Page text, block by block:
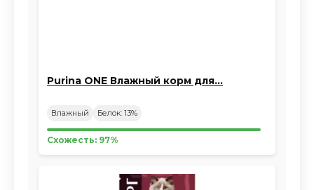
Purina ONE Влажный корм для…
Влажный Белок: 13%
Схожесть: 97%